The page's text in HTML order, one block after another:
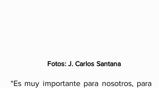
Fotos: J. Carlos Santana
“Es muy importante para nosotros, para